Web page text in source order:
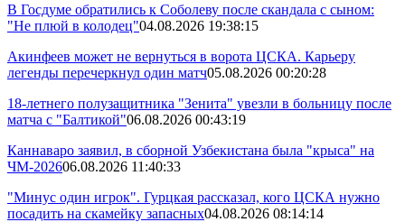
В Госдуме обратились к Соболеву после скандала с сыном:
"Не плюй в колодец"04.08.2026 19:38:15
Акинфеев может не вернуться в ворота ЦСКА. Карьеру
легенды перечеркнул один матч05.08.2026 00:20:28
18-летнего полузащитника "Зенита" увезли в больницу после
матча с "Балтикой"06.08.2026 00:43:19
Каннаваро заявил, в сборной Узбекистана была "крыса" на
ЧМ-202606.08.2026 11:40:33
"Минус один игрок". Гурцкая рассказал, кого ЦСКА нужно
посадить на скамейку запасных04.08.2026 08:14:14